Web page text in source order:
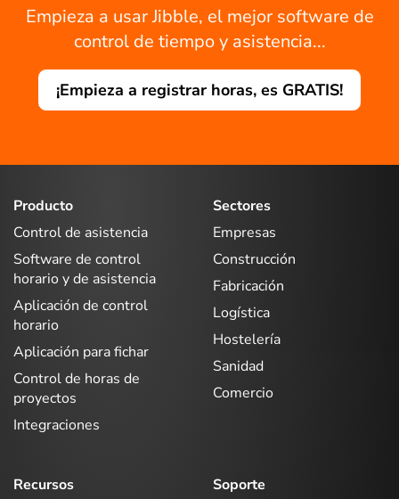
Empieza a usar Jibble, el mejor software de
control de tiempo y asistencia...
¡Empieza a registrar horas, es GRATIS!
Producto
Control de asistencia
Software de control
horario y de asistencia
Aplicación de control
horario
Aplicación para fichar
Control de horas de
proyectos
Integraciones
Sectores
Empresas
Construcción
Fabricación
Logística
Hostelería
Sanidad
Comercio
Recursos
Soporte